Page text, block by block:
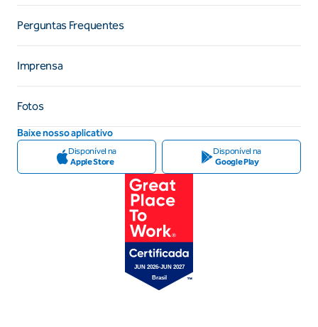
Perguntas Frequentes
Imprensa
Fotos
Baixe nosso aplicativo
Disponível na
Apple Store
Disponível na
Google Play